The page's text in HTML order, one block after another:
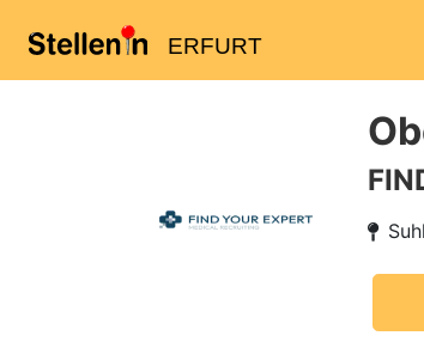
ERFURT
Suhl